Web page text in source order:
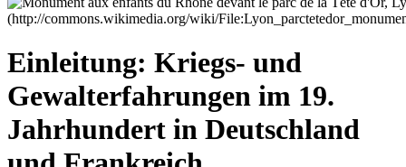
Einleitung: Kriegs- und
Gewalterfahrungen im 19.
Jahrhundert in Deutschland